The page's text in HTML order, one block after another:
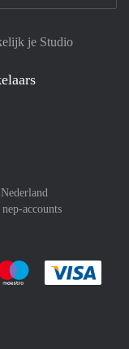
je Studio
Nederland
accounts
af met Paypal
gemakkelijk af met
Je rekent